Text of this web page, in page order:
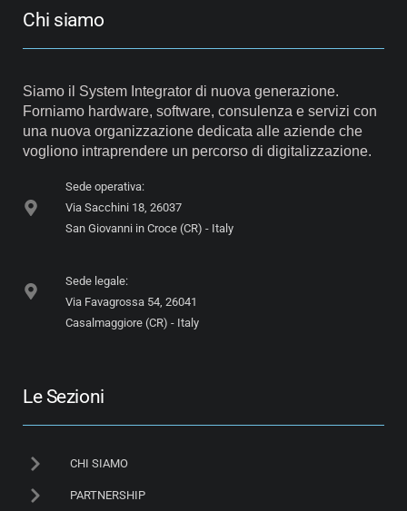
Chi siamo
Siamo il System Integrator di nuova generazione.
Forniamo hardware, software, consulenza e servizi con
una nuova organizzazione dedicata alle aziende che
vogliono intraprendere un percorso di digitalizzazione.
Sede operativa:
Via Sacchini 18, 26037
San Giovanni in Croce (CR) - Italy
Sede legale:
Via Favagrossa 54, 26041
Casalmaggiore (CR) - Italy
Le Sezioni
CHI SIAMO
PARTNERSHIP